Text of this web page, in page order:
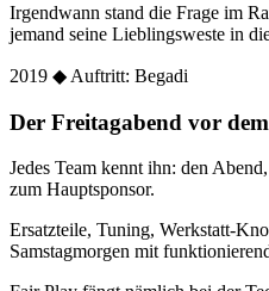
Irgendwann stand die Frage im
jemand seine Lieblingsweste in
2019 ◆ Auftritt: Begadi
Der Freitagabend vor
Jedes Team kennt ihn: den
zum Hauptsponsor.
Ersatzteile, Tuning, Werkstatt-
Samstagmorgen mit